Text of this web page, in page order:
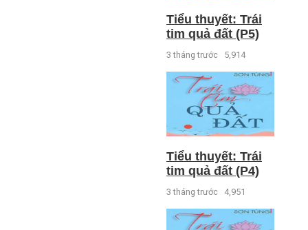
Tiểu thuyết: Trái
tim quả đất (P5)
3 tháng trước 5,914
Tiểu thuyết: Trái
tim quả đất (P4)
3 tháng trước 4,951